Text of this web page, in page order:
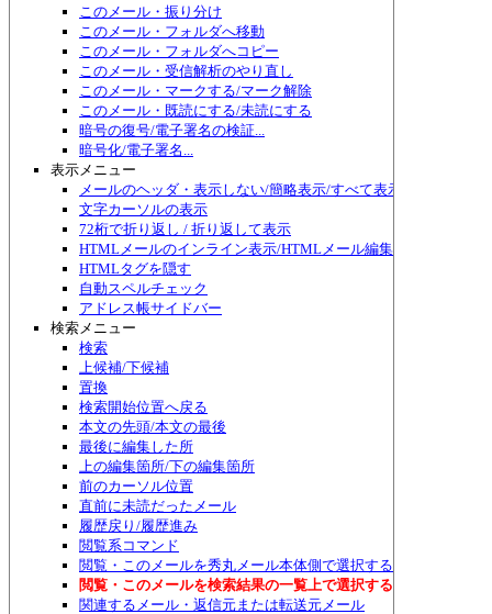
このメール・振り分け
このメール・フォルダへ移動
このメール・フォルダへコピー
このメール・受信解析のやり直し
このメール・マークする/マーク解除
このメール・既読にする/未読にする
暗号の復号/電子署名の検証...
暗号化/電子署名...
表示メニュー
メールのヘッダ・表示しない/簡略表示/すべて表示/切り替え
文字カーソルの表示
72桁で折り返し / 折り返して表示
HTMLメールのインライン表示/HTMLメール編集
HTMLタグを隠す
自動スペルチェック
アドレス帳サイドバー
検索メニュー
検索
上候補/下候補
置換
検索開始位置へ戻る
本文の先頭/本文の最後
最後に編集した所
上の編集箇所/下の編集箇所
前のカーソル位置
直前に未読だったメール
履歴戻り/履歴進み
閲覧系コマンド
閲覧・このメールを秀丸メール本体側で選択する
閲覧・このメールを検索結果の一覧上で選択する
関連するメール・返信元または転送元メール